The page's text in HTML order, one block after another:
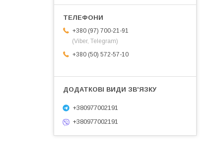
+380 (97) 700-21-91
(Viber, Telegram)
+380 (50) 572-57-10
+380977002191
+380977002191